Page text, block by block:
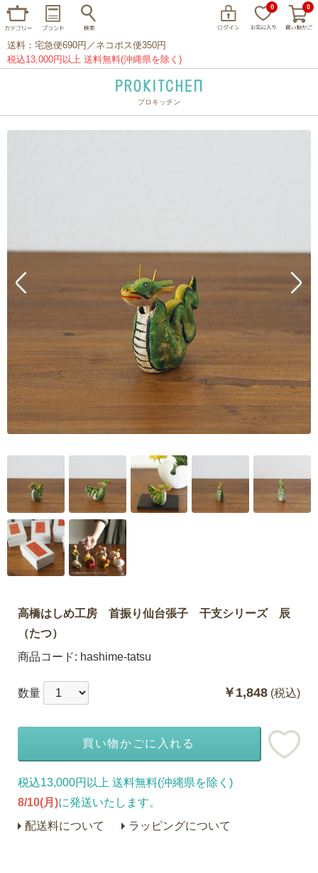
0 0
送料：宅急便690円／ネコポス便350円
税込13,000円以上 送料無料(沖縄県を除く)
プロキッチン
高橋はしめ工房 首振り仙台張子 干支シリーズ 辰
（たつ）
商品コード: hashime-tatsu
￥1,848 (税込)
数量
買い物かごに入れる
税込13,000円以上 送料無料(沖縄県を除く)
8/10(月)に発送いたします。
配送料について
ラッピングについて